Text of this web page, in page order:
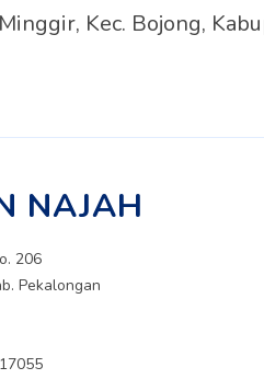
Kec. Bojong,
NAJAH
206
Pekalongan